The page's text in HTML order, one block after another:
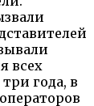
всех
года, в